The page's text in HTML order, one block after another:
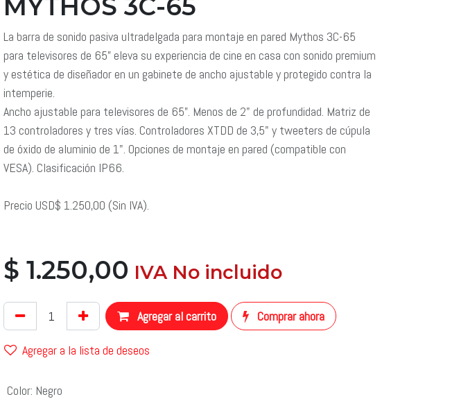
MYTHOS 3C-65
La barra de sonido pasiva ultradelgada para montaje en pared Mythos 3C-65
para televisores de 65” eleva su experiencia de cine en casa con sonido premium
y estética de diseñador en un gabinete de ancho ajustable y protegido contra la
intemperie.
Ancho ajustable para televisores de 65”. Menos de 2" de profundidad. Matriz de
13 controladores y tres vías. Controladores XTDD de 3,5" y tweeters de cúpula
de óxido de aluminio de 1". Opciones de montaje en pared (compatible con
VESA). Clasificación IP66.
Precio USD$ 1.250,00 (Sin IVA).
$ 1.250,00 ​ IVA No incluido
Agregar al carrito Comprar ahora
Agregar a la lista de deseos
Color: Negro